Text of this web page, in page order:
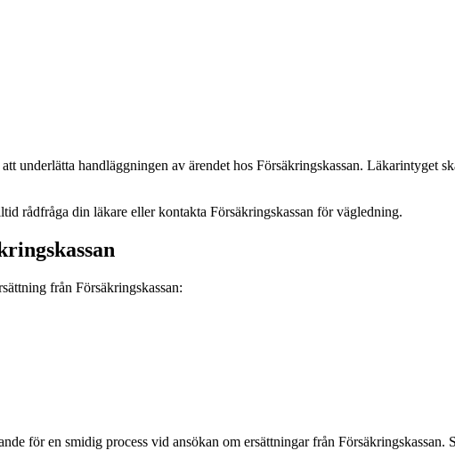
handläggningen av ärendet hos Försäkringskassan. Läkarintyget
rådfråga din läkare eller kontakta Försäkringskassan för vägledning.
från Försäkringskassan:
för en smidig process vid ansökan om ersättningar från